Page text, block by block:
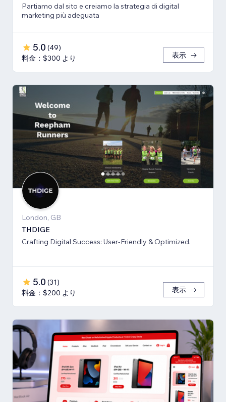
Partiamo dal sito e creiamo la strategia di digital
marketing più adeguata
5.0 (49)
料金：$300 より
表示
London, GB
THDIGE
Crafting Digital Success: User-Friendly & Optimized.
5.0 (31)
料金：$200 より
表示